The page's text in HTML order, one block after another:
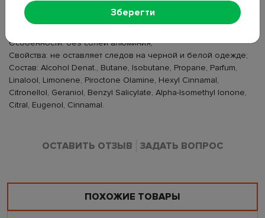
Объем: 250 мл;
Формат: спрей;
Особенности: без солей алюминия;
Свойства: не оставляет следов на черной и белой одежде;
Состав: Alcohol Denat., Butane, Isobutane, Propane, Parfum,
Linalool, Limonene, Piroctone Olamine, Hexyl Cinnamal,
Citronellol, Geraniol, Benzyl Salicylate, Alpha-Isomethyl Ionone,
Citral, Eugenol, Cinnamal.
ОСТАВИТЬ ОТЗЫВ ЗАДАТЬ ВОПРОС
ПОХОЖИЕ ТОВАРЫ
Зберегти